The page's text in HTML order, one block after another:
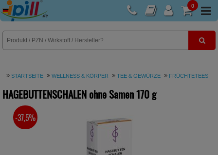
0
E-Rezept
STARTSEITE WELLNESS & KÖRPER TEE & GEWÜRZE FRÜCHTETEES
HAGEBUTTENSCHALEN ohne Samen170 g
SIE SPAREN
-37,5%